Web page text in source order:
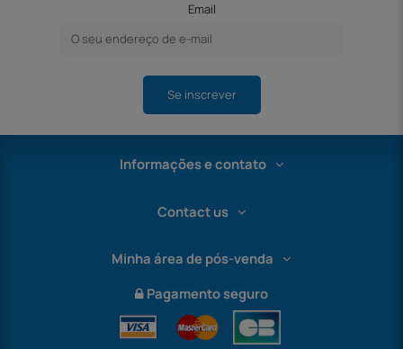
Email
Se inscrever
Informações e contato
Contact us
Minha área de pós-venda
Pagamento seguro